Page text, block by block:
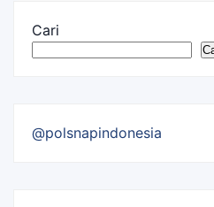
Cari
@polsnapindonesia